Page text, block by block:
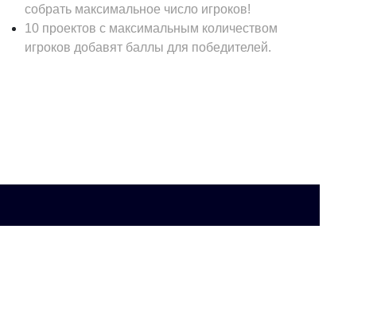
собрать максимальное число игроков!
10 проектов с максимальным количеством
игроков добавят баллы для победителей.